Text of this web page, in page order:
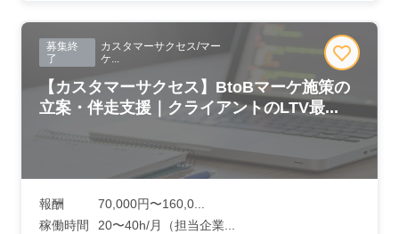
募集終
了
カスタマーサクセス/マー
ケ...
【カスタマーサクセス】BtoBマーケ施策の
立案・伴走支援｜クライアントのLTV最...
報酬
70,000円〜160,0...
稼働時間
20〜40h/月（担当企業...